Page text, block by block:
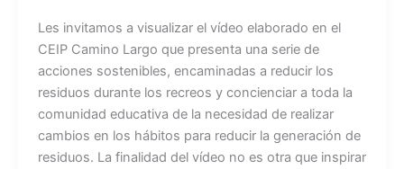
Les invitamos a visualizar el vídeo elaborado en el
CEIP Camino Largo que presenta una serie de
acciones sostenibles, encaminadas a reducir los
residuos durante los recreos y concienciar a toda la
comunidad educativa de la necesidad de realizar
cambios en los hábitos para reducir la generación de
residuos. La finalidad del vídeo no es otra que inspirar